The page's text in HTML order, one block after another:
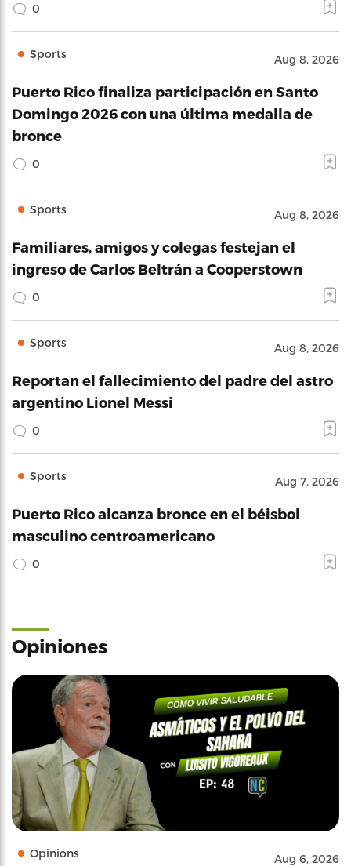
0
Sports Aug 8, 2026
Puerto Rico finaliza participación en Santo
Domingo 2026 con una última medalla de
bronce
0
Sports Aug 8, 2026
Familiares, amigos y colegas festejan el
ingreso de Carlos Beltrán a Cooperstown
0
Sports Aug 8, 2026
Reportan el fallecimiento del padre del astro
argentino Lionel Messi
0
Sports Aug 7, 2026
Puerto Rico alcanza bronce en el béisbol
masculino centroamericano
0
Opiniones
Opinions Aug 6, 2026